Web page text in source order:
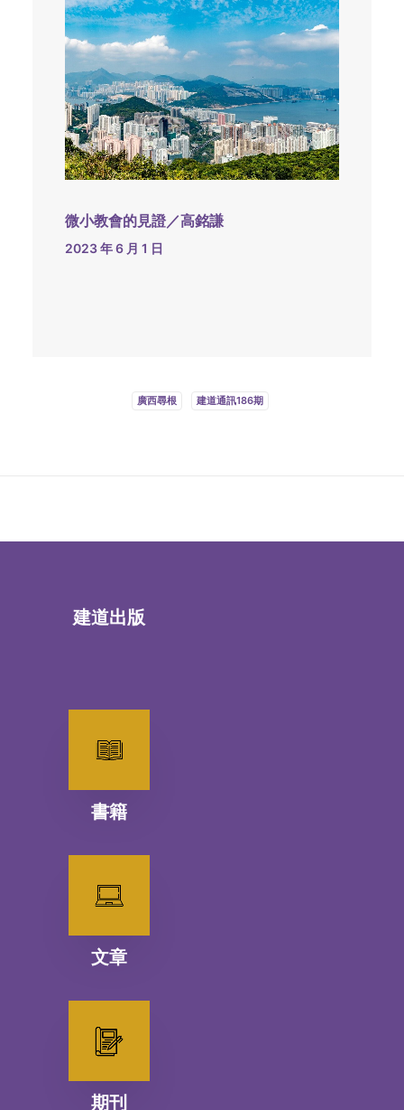
微小教會的見證／高銘謙
2023 年 6 月 1 日
廣西尋根 建道通訊186期
建道出版
書籍
文章
期刊